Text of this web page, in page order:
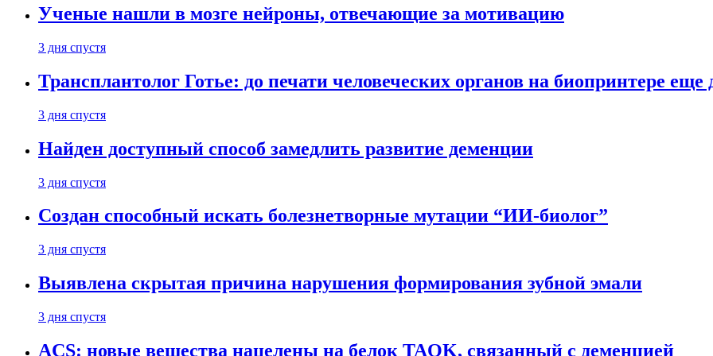
Ученые нашли в мозге нейроны, отвечающие за мотивацию
3 дня спустя
Трансплантолог Готье: до печати человеческих органов на биопринтере еще
3 дня спустя
Найден доступный способ замедлить развитие деменции
3 дня спустя
Создан способный искать болезнетворные мутации “ИИ-биолог”
3 дня спустя
Выявлена скрытая причина нарушения формирования зубной эмали
3 дня спустя
ACS: новые вещества нацелены на белок TAOK, связанный с деменцией